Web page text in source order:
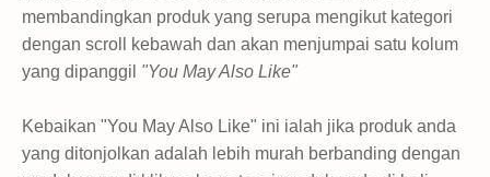
membandingkan produk yang serupa mengikut kategori
dengan scroll kebawah dan akan menjumpai satu kolum
yang dipanggil "You May Also Like"
Kebaikan "You May Also Like" ini ialah jika produk anda
yang ditonjolkan adalah lebih murah berbanding dengan